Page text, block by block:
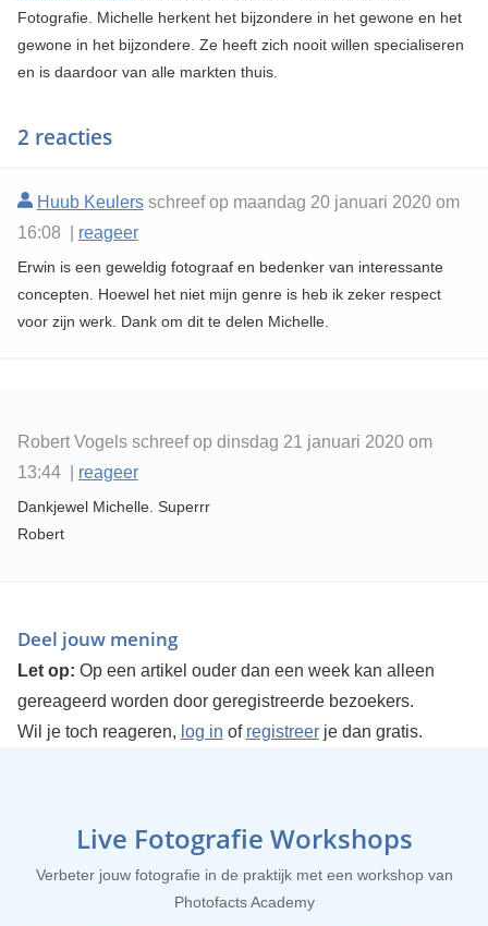
Fotografie. Michelle herkent het bijzondere in het gewone en het
gewone in het bijzondere. Ze heeft zich nooit willen specialiseren
en is daardoor van alle markten thuis.
2 reacties
Huub Keulersschreef op maandag 20 januari 2020 om
16:08 | reageer
Erwin is een geweldig fotograaf en bedenker van interessante
concepten. Hoewel het niet mijn genre is heb ik zeker respect
voor zijn werk. Dank om dit te delen Michelle.
Robert Vogels schreef op dinsdag 21 januari 2020 om
13:44 | reageer
Dankjewel Michelle. Superrr
Robert
Deel jouw mening
Let op: Op een artikel ouder dan een week kan alleen
gereageerd worden door geregistreerde bezoekers.
Wil je toch reageren, log in of registreerje dan gratis.
Live Fotografie Workshops
Verbeter jouw fotografie in de praktijk met een workshop van
Photofacts Academy